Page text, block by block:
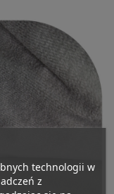
technologii w
z